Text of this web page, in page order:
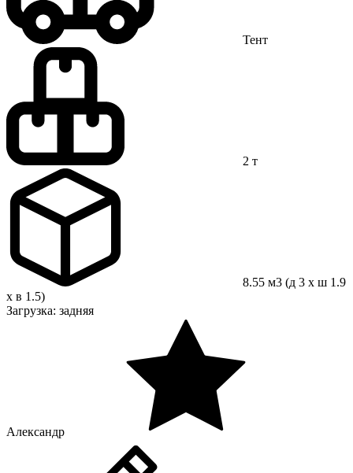
Тент
2 т
8.55 м3 (д 3 x ш 1.9
x в 1.5)
Загрузка: задняя
Александр